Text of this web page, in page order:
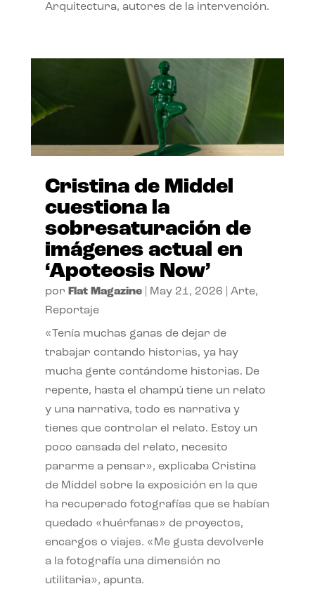
Arquitectura, autores de la intervención.
Cristina de Middel
cuestiona la
sobresaturación de
imágenes actual en
‘Apoteosis Now’
por Flat Magazine| May 21, 2026 Arte,
Reportaje
«Tenía muchas ganas de dejar de
trabajar contando historias, ya hay
mucha gente contándome historias. De
repente, hasta el champú tiene un relato
y una narrativa, todo es narrativa y
tienes que controlar el relato. Estoy un
poco cansada del relato, necesito
pararme a pensar», explicaba Cristina
de Middel sobre la exposición en la que
ha recuperado fotografías que se habían
quedado «huérfanas» de proyectos,
encargos o viajes. «Me gusta devolverle
a la fotografía una dimensión no
utilitaria», apunta.